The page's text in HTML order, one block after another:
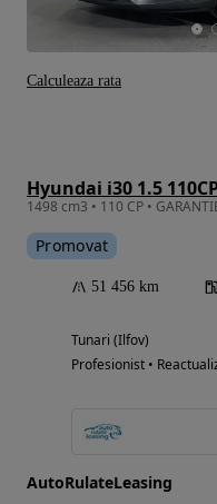
Hyundai i30 1.5
Promovat
51 456 km
Tunari (Ilfov)
Profesionist •
AutoRulateLeasing
Calculeaza rata